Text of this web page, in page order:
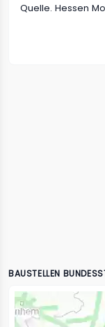
Quelle. Hessen
BAUSTELLEN